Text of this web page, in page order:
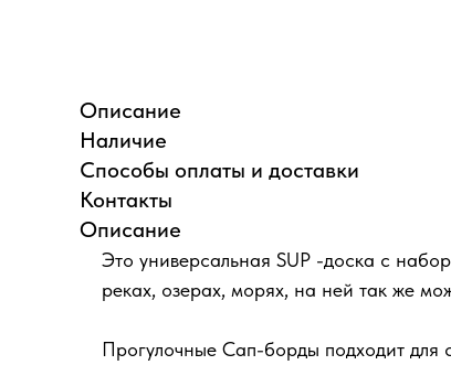
Описание
Наличие
Способы оплаты и доставки
Контакты
Описание
Это универсальная SUP -доска с
реках, озерах, морях, на ней так же
Прогулочные Сап-борды подходит для